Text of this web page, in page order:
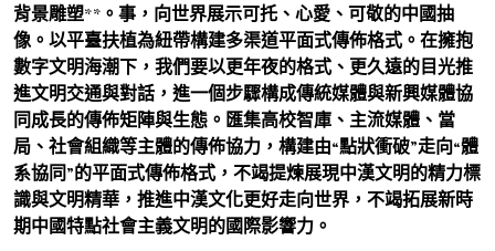
背景雕塑**。事，向世界展示可托、心愛、可敬的中國抽
像。以平臺扶植為紐帶構建多渠道平面式傳佈格式。在擁抱
數字文明海潮下，我們要以更年夜的格式、更久遠的目光推
進文明交通與對話，進一個步驟構成傳統媒體與新興媒體協
同成長的傳佈矩陣與生態。匯集高校智庫、主流媒體、當
局、社會組織等主體的傳佈協力，構建由“點狀衝破”走向“體
系協同”的平面式傳佈格式，不竭提煉展現中漢文明的精力標
識與文明精華，推進中漢文化更好走向世界，不竭拓展新時
期中國特點社會主義文明的國際影響力。